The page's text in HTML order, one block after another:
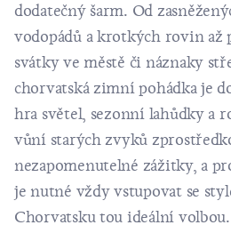
dodatečný šarm. Od
vodopádů a krotkých rovin až
svátky ve městě či náznaky
chorvatská zimní pohádka je
hra světel, sezonní lahůdky a
vůní starých zvyků
nezapomenutelné zážitky, a
je nutné vždy vstupovat se
Chorvatsku tou ideální volbou.